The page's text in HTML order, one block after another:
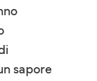
sapore